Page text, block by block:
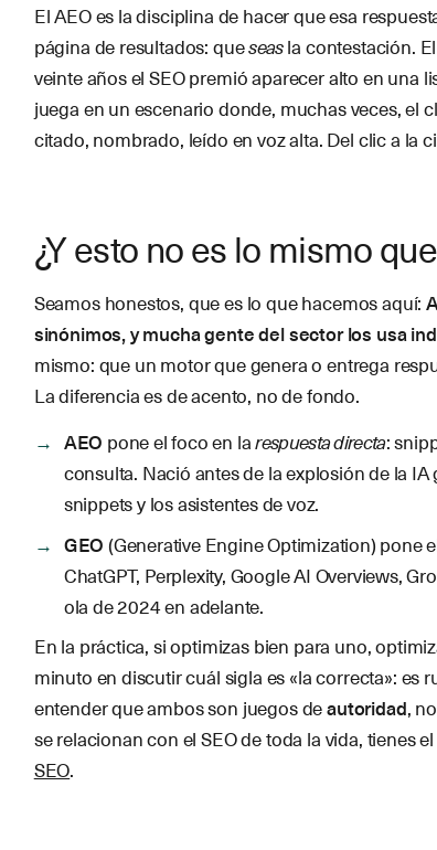
El AEO es la disciplina de hacer que esa
página de resultados: queseasla contestación.
veinte años el SEO premió aparecer alto en una
juega en un escenario donde, muchas veces, el
citado, nombrado, leído en voz alta. Del clic a la
¿Y esto no es lo mismo
Seamos honestos, que es lo que hacemos aquí:
sinónimos, y mucha gente del sector los usa
mismo: que un motor que genera o entrega
La diferencia es de acento, no de fondo.
AEO pone el foco en larespuesta directa:
consulta. Nació antes de la explosión de la
snippets y los asistentes de voz.
GEO(Generative Engine Optimization) pone
ChatGPT, Perplexity, Google AI Overviews,
ola de 2024 en adelante.
En la práctica, si optimizas bien para uno,
minuto en discutir cuál sigla es «la correcta»: es
entender que ambos son juegos deautoridad,
se relacionan con el SEO de toda la vida, tienes
SEO.